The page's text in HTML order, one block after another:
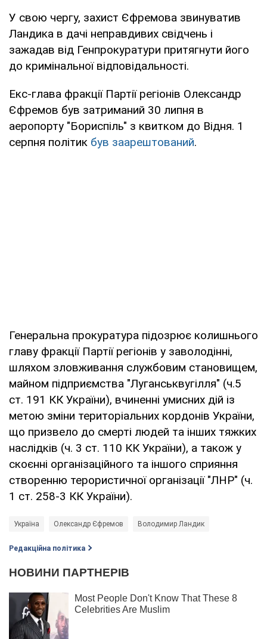
У свою чергу, захист Єфремова звинуватив
Ландика в дачі неправдивих свідчень і
зажадав від Генпрокуратури притягнути його
до кримінальної відповідальності.
Екс-глава фракції Партії регіонів Олександр
Єфремов був затриманий 30 липня в
аеропорту "Бориспіль" з квитком до Відня. 1
серпня політик був заарештований.
Генеральна прокуратура підозрює колишнього
главу фракції Партії регіонів у заволодінні,
шляхом зловживання службовим становищем,
майном підприємства "Луганськвугілля" (ч.5
ст. 191 КК України), вчиненні умисних дій із
метою зміни територіальних кордонів України,
що призвело до смерті людей та інших тяжких
наслідків (ч. 3 ст. 110 КК України), а також у
скоєнні організаційного та іншого сприяння
створенню терористичної організації "ЛНР" (ч.
1 ст. 258-3 КК України).
Україна Олександр Єфремов Володимир Ландик
Редакційна політика